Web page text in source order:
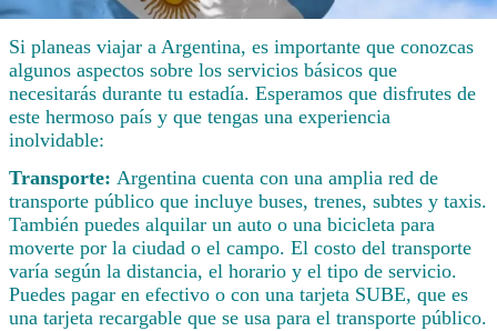
Si planeas viajar a Argentina, es importante que conozcas
algunos aspectos sobre los servicios básicos que
necesitarás durante tu estadía. Esperamos que disfrutes de
este hermoso país y que tengas una experiencia
inolvidable:
Transporte: Argentina cuenta con una amplia red de
transporte público que incluye buses, trenes, subtes y taxis.
También puedes alquilar un auto o una bicicleta para
moverte por la ciudad o el campo. El costo del transporte
varía según la distancia, el horario y el tipo de servicio.
Puedes pagar en efectivo o con una tarjeta SUBE, que es
una tarjeta recargable que se usa para el transporte público.